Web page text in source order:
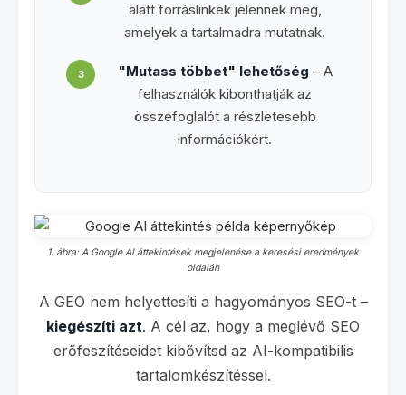
alatt forráslinkek jelennek meg,
amelyek a tartalmadra mutatnak.
3 "Mutass többet" lehetőség – A
felhasználók kibonthatják az
összefoglalót a részletesebb
információkért.
1. ábra: A Google AI áttekintések megjelenése a keresési eredmények
oldalán
A GEO nem helyettesíti a hagyományos SEO-t –
kiegészíti azt. A cél az, hogy a meglévő SEO
erőfeszítéseidet kibővítsd az AI-kompatibilis
tartalomkészítéssel.